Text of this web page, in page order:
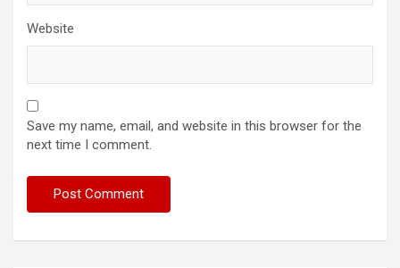
Website
Save my name, email, and website in this browser for the
next time I comment.